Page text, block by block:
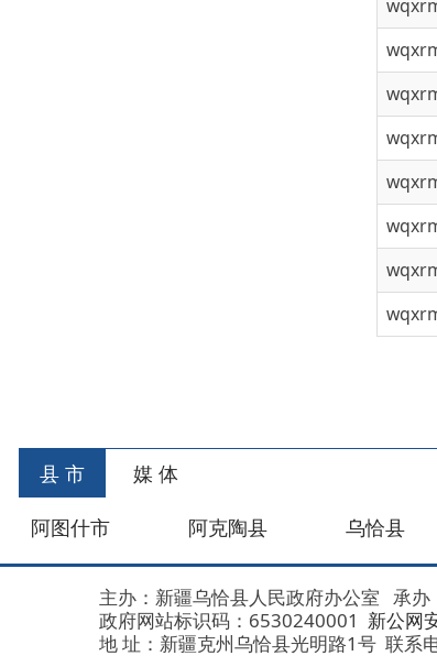
政府网站标识码：6530240001新公网安备
地 址：新疆克州乌恰县光明路1号